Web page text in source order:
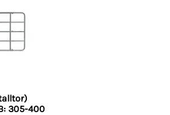
305-400